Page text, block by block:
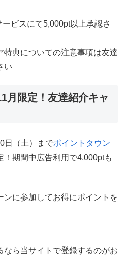
ビスにて5,000pt以上承認さ
典についての注意事項は友達
い
限定！友達紹介キャ
日（土）までポイントタウン
！期間中広告利用で4,000ptも
ンに参加してお得にポイントを
なら当サイトで登録するのがお